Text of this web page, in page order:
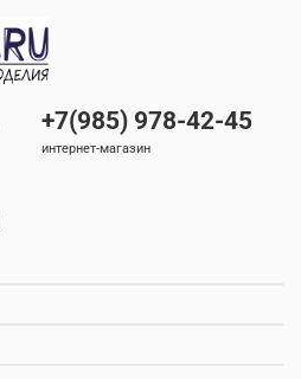
+7(985) 978-42-45
интернет-магазин